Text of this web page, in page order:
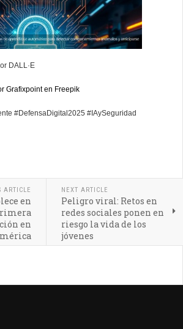
DALL·E
Grafixpoint en Freepik
#DefensaDigital2025 #IAySeguridad
ARTICLE
en
en
NEXT ARTICLE
Peligro viral: Retos en
redes sociales ponen en
riesgo la vida de los
jóvenes